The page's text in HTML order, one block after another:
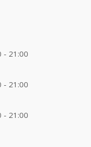
- 21:00
- 21:00
- 21:00